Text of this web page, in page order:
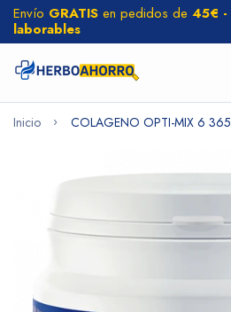
Envío GRATIS en pedidos de 45€ -
laborables
Inicio COLAGENO OPTI-MIX 6